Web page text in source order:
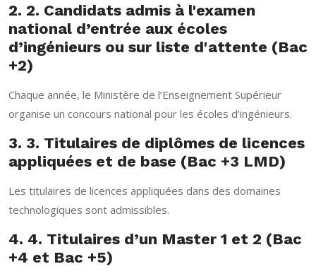
2. 2. Candidats admis à l'examen
national d’entrée aux écoles
d’ingénieurs ou sur liste d'attente (Bac
+2)
Chaque année, le Ministère de l’Enseignement Supérieur
organise un concours national pour les écoles d’ingénieurs.
3. 3. Titulaires de diplômes de licences
appliquées et de base (Bac +3 LMD)
Les titulaires de licences appliquées dans des domaines
technologiques sont admissibles.
4. 4. Titulaires d’un Master 1 et 2 (Bac
+4 et Bac +5)